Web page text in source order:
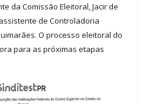
da Comissão Eleitoral, Jacir de
de Controladoria
O processo eleitoral do
para as próximas etapas